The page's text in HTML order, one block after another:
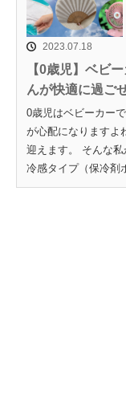
2023.07.18
【0歳児】ベビ
んが快適に過ご
0歳児はベビーカー
が心配になりますよ
迎えます。 そんな私
冷感タイプ（保冷剤